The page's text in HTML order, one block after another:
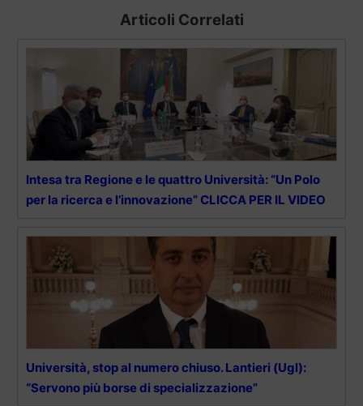
Articoli Correlati
Intesa tra Regione e le quattro Università: “Un Polo
per la ricerca e l’innovazione” CLICCA PER IL VIDEO
Università, stop al numero chiuso. Lantieri (Ugl):
“Servono più borse di specializzazione”